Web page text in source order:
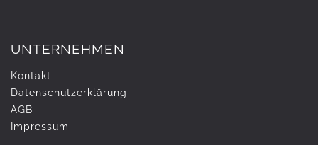
UNTERNEHMEN
Kontakt
Daten­schutz­erklärung
AGB
Impressum